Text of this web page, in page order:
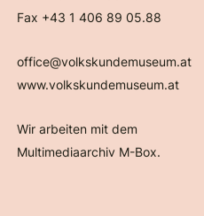
Fax +43 1 406 89 05.88
office@volkskundemuseum.at
www.volkskundemuseum.at
Wir arbeiten mit dem
Multimediaarchiv M-Box.